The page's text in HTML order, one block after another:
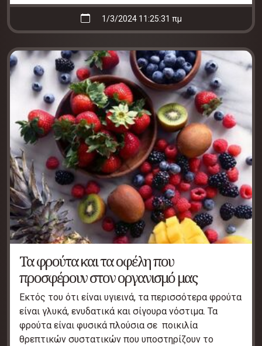
1/3/2024 11:25:31 πμ
Τα φρούτα και τα οφέλη που
προσφέρουν στον οργανισμό μας
Εκτός του ότι είναι υγιεινά, τα περισσότερα φρούτα
είναι γλυκά, ενυδατικά και σίγουρα νόστιμα. Τα
φρούτα είναι φυσικά πλούσια σε ποικιλία
θρεπτικών συστατικών που υποστηρίζουν το